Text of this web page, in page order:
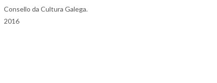
Consello da Cultura Galega.
2016